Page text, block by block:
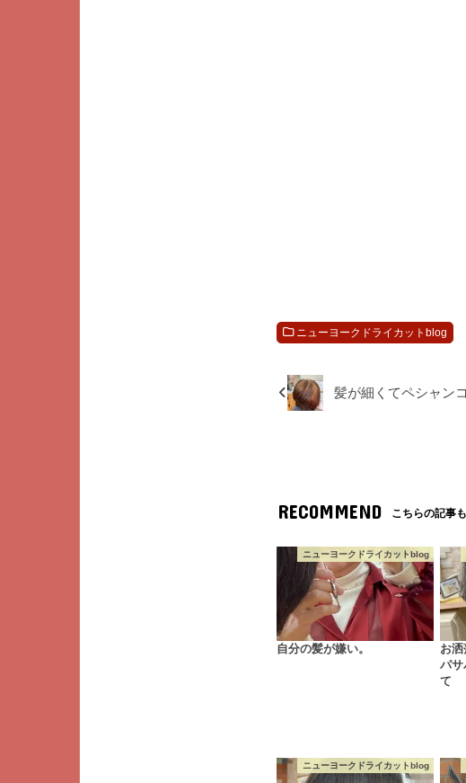
ニューヨークドライカットblog
髪が細くてペシャン
RECOMMEND こちらの記事
ニューヨークドライカットblog
自分の髪が嫌い。
お
パサ
て
ニューヨークドライカットblog